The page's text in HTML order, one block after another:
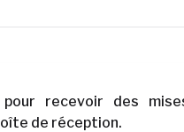
recevoir des
de réception.